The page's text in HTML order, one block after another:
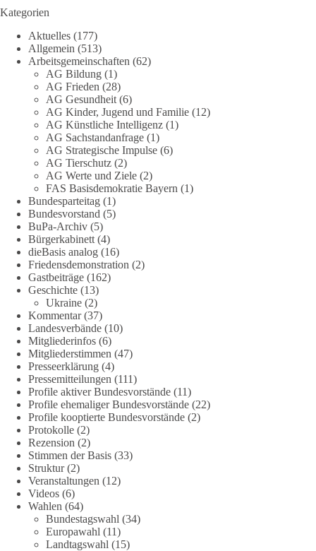
Stimmen der dieBasis – heute mit dem „Demokratie-Bestatter“
Die Energiewende ist bisher kein Erfolg, sondern ein teures,
ineffizientes Unterfangen. Dies belegt eine Auswertung der
NZZ, wonach die Energiewende den Strom nicht billiger,
sondern teurer gemacht hat.
Quelle:
https://www.nzz.ch/der-andere-blick/fehlschlag-
energiewende-warum-deutschland-trotz-rekordausbau-von-
wind-und-sonnenkraft-weniger-strom-erzeugt-ld.10006607
🟩🟩🟦🟦🟥🟥🟧🟧
„Wir brauchen dringend wettbewerbsfähige Energiepreise und
eine ideologiefreie Diskussion“, meint der Demokratie-
Bestatter.
Wie siehst du das?
🤝 Jetzt Politik für die Menschen mitgestalten:
https://diebasis.de/mitgliedschaft/
#dieBasis #energiewende #strompreise
40 7 Auf Facebook ansehen
DieBasis
2 Tage(n) zuvor
⚡️ NATO-Gipfel in Ankara: Kriegskonferenz statt
Friedensgipfel!?
Anfang Juli 2026 trafen sich 32 Bündnisstaaten sowie deren
Staats- und Regierungschefs zum NATO-Gipfel in der Türkei.
Kategorien
Aktuelles (177)
Allgemein (513)
Arbeitsgemeinschaften (62)
AG Bildung (1)
AG Frieden (28)
AG Gesundheit (6)
AG Kinder, Jugend und Familie (12)
AG Künstliche Intelligenz (1)
AG Sachstandanfrage (1)
AG Strategische Impulse (6)
AG Tierschutz (2)
AG Werte und Ziele (2)
FAS Basisdemokratie Bayern (1)
Bundesparteitag (1)
Bundesvorstand (5)
BuPa-Archiv (5)
Bürgerkabinett (4)
dieBasis analog (16)
Friedensdemonstration (2)
Gastbeiträge (162)
Geschichte (13)
Ukraine (2)
Kommentar(37)
Landesverbände (10)
Mitgliederinfos (6)
Mitgliederstimmen (47)
Presseerklärung (4)
Pressemitteilungen (111)
Profile aktiver Bundesvorstände (11)
Profile ehemaliger Bundesvorstände (22)
Profile kooptierte Bundesvorstände (2)
Protokolle (2)
Rezension (2)
Stimmen der Basis (33)
Struktur(2)
Veranstaltungen (12)
Videos (6)
Wahlen (64)
Bundestagswahl (34)
Europawahl (11)
Landtagswahl (15)